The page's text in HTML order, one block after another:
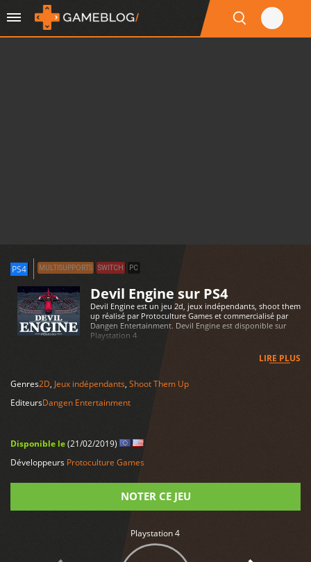
PS4 MULTISUPPORTS SWITCH PC
Devil Engine sur PS4
Devil Engine est un jeu 2d, jeux indépendants, shoot them
up réalisé par Protoculture Games et commercialisé par
Dangen Entertainment. Devil Engine est disponible sur
Playstation 4
LIRE PLUS
Genres2D, Jeux indépendants, Shoot Them Up
EditeursDangen Entertainment
Disponible le(21/02/2019)
Développeurs Protoculture Games
NOTER CE JEU
Playstation 4